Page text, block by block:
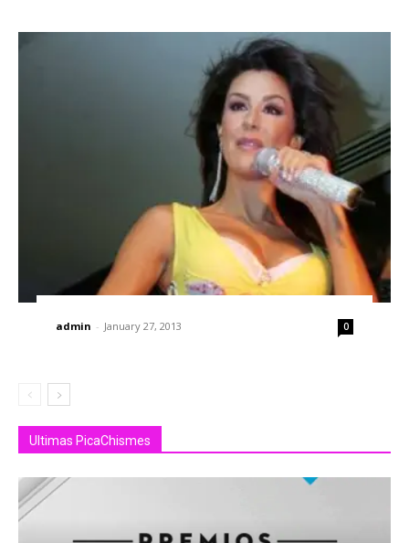
admin - January 27, 2013 0
Ultimas PicaChismes